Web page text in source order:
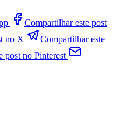
Compartilhar este post
no X
Compartilhar este
post no Pinterest